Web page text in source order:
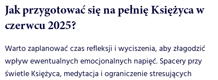
Jak przygotować się na pełnię Księżyca w
czerwcu 2025?
Warto zaplanować czas refleksji i wyciszenia, aby złagodzić
wpływ ewentualnych emocjonalnych napięć. Spacery przy
świetle Księżyca, medytacja i ograniczenie stresujących